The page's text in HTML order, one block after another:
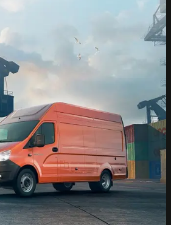
Quang Trung, Phú Lương, Hà Nội
Số 9B Cổ Bản Đồng Mai Hà Đông
SƠN STAR
Hòa Xuân, TP.Đà Nẵng
SƯƠNG
Phường Trung Mỹ Tây, TP. Hồ